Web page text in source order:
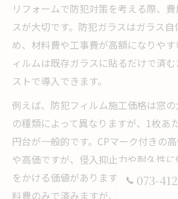
リフォームで防犯対策を考える際、
スが大切です。防犯ガラスはガラス
め、材料費や工事費が高額になりや
ィルムは既存ガラスに貼るだけで済
ストで導入できます。
例えば、防犯フィルム施工価格は窓
の種類によって異なりますが、1枚あ
円台が一般的です。CPマーク付きの高
や高価ですが、侵入抑止力や耐久性
をかける価値があります。DIYで自分
料費のみで済みますが、気泡や剥が
073-